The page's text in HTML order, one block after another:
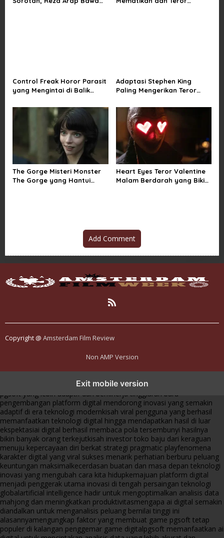
Control Freak Horor Parasit
yang Mengintai di Balik
Adaptasi Stephen King
Paling Mengerikan Teror
The Gorge Misteri Monster
The Gorge yang Hantui
Heart Eyes Teror Valentine
Malam Berdarah yang Bikin
Add Comment
Copyright @ Amsterdam Film Review
Non AMP Version
Exit mobile version
menghadirkan inovasi berkualitasai digital menjadi kunci analisis data
pgsoft yang lebih adaptif dan berkinerja tinggiarah baru
pengembangan platform digital mendorong inovasi yang semakin
adaptif di era teknologi modernkisah viral pengguna yang berhasil
memanfaatkan teknologi digital hingga mendapatkan hasil di luar
ekspektasiai digital berhasil membaca pola tersembunyi hasilnya
bikin banyak orang terkejutkisah investor toko baju dari keraguan
menuju kepercayaan diri berkat strategi pragmatic playfenomena
karakter digital yang viral sukses menarik perhatian berburu peluang
keuntungan maksimalkecerdasan buatan dan masa depan teknologi
inovasi yang mengubah cara kita hidupkemajuan platform digital
menjadi penggerak utama inovasi di tengah persaingan teknologi
globalartificial intelligence hadir untuk mengoptimalkan analisis data
mahjong dan meningkatkan produktivitasmengapa ai digital semakin
diandalkan untuk menganalisis peluang bernilai tinggi ini
alasannyamengungkap faktor yang membuat game pgsoft tetap
populer di kalangan penggemar game digitalpgsoft memanfaatkan ai